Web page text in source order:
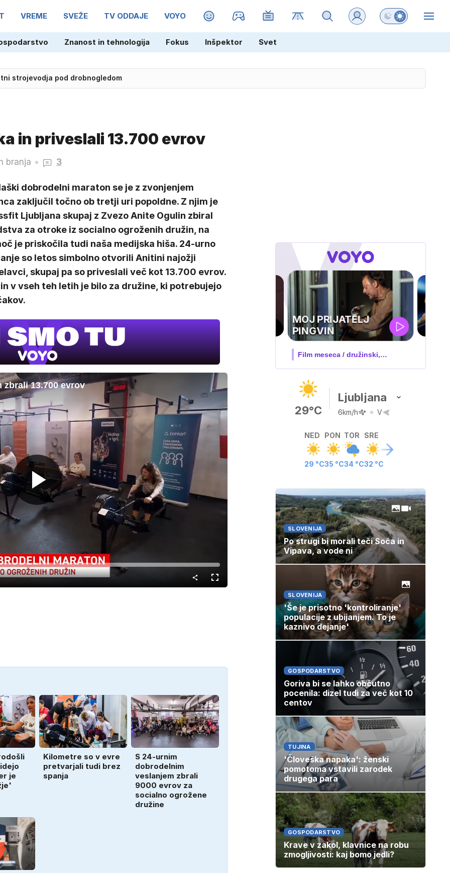
VREME SVEŽE TV ODDAJE VOYO MAGAZIN Preklopi barvni
Znanost in tehnologija Fokus Inšpektor Svet
strojevodja pod drobnogledom
in priveslali 13.700 evrov
branja 3
dobrodelni maraton se je z zvonjenjem
zaključil točno ob tretji uri popoldne. Z njim je
Ljubljana skupaj z Zvezo Anite Ogulin zbiral
za otroke iz socialno ogroženih družin, na
je priskočila tudi naša medijska hiša. 24-urno
so letos simbolno otvorili Anitini najožji
skupaj pa so priveslali več kot 13.700 evrov.
v vseh teh letih je bilo za družine, ki potrebujejo
zbrali 13.700 evrov
Predvajaj
Celozaslonski
način
je
Kilometre so v evre
pretvarjali tudi brez
spanja
S 24-urnim
dobrodelnim
veslanjem zbrali
9000 evrov za
socialno ogrožene
družine
UEFA
SUPERPOKAL
V živo na VOYO: sreda ob 20.30
29°C
Ljubljana
6km/h V
NED
29 °C
PON
35 °C
TOR
34 °C
SRE
32 °C
SLOVENIJA
Po strugi bi morali teči Soča in
Vipava, a vode ni
SLOVENIJA
'Še je prisotno 'kontroliranje'
populacije z ubijanjem. To je
kaznivo dejanje'
GOSPODARSTVO
Goriva bi se lahko občutno
pocenila: dizel tudi za več kot 10
centov
TUJINA
'Človeška napaka': ženski
pomotoma vstavili zarodek
drugega para
GOSPODARSTVO
Krave v zakol, klavnice na robu
zmogljivosti: kaj bomo jedli?